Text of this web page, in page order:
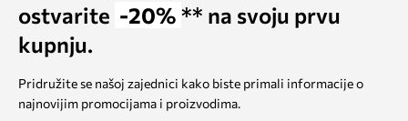
ostvarite -20% ** na svoju prvu
kupnju.
Pridružite se našoj zajednici kako biste primali informacije o
najnovijim promocijama i proizvodima.